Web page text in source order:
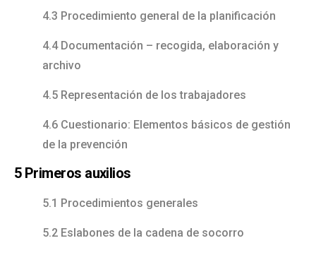
4.3 Procedimiento general de la planificación
4.4 Documentación – recogida, elaboración y
archivo
4.5 Representación de los trabajadores
4.6 Cuestionario: Elementos básicos de gestión
de la prevención
5 Primeros auxilios
5.1 Procedimientos generales
5.2 Eslabones de la cadena de socorro